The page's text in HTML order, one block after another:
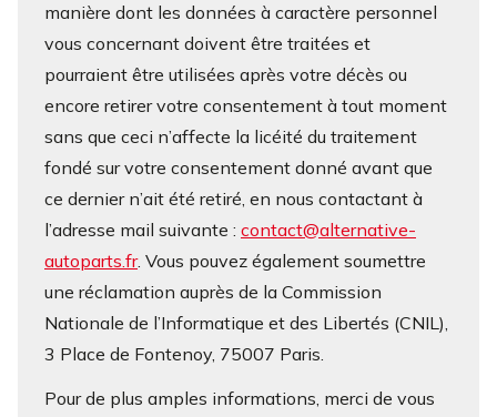
manière dont les données à caractère personnel
vous concernant doivent être traitées et
pourraient être utilisées après votre décès ou
encore retirer votre consentement à tout moment
sans que ceci n’affecte la licéité du traitement
fondé sur votre consentement donné avant que
ce dernier n’ait été retiré, en nous contactant à
l’adresse mail suivante : contact@alternative-
autoparts.fr. Vous pouvez également soumettre
une réclamation auprès de la Commission
Nationale de l’Informatique et des Libertés (CNIL),
3 Place de Fontenoy, 75007 Paris.
Pour de plus amples informations, merci de vous